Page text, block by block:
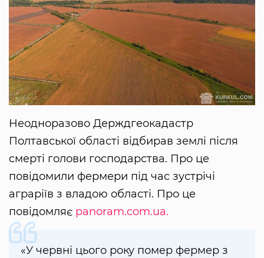
Неодноразово Держдгеокадастр
Полтавської області відбирав землі після
смерті голови господарства. Про це
повідомили фермери під час зустрічі
аграріїв з владою області. Про це
повідомляє panoram.com.ua.
«У червні цього року помер фермер з